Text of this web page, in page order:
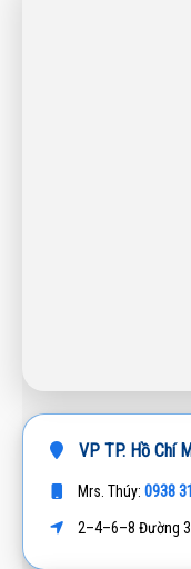
VP TP. Hồ Chí
Mrs. Thúy: 0938
2–4–6–8 Đường